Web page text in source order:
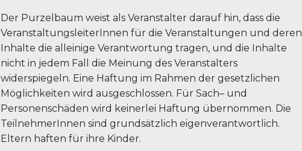
Der Purzelbaum weist als Veranstalter darauf hin, dass die
VeranstaltungsleiterInnen für die Veranstaltungen und deren
Inhalte die alleinige Verantwortung tragen, und die Inhalte
nicht in jedem Fall die Meinung des Veranstalters
widerspiegeln. Eine Haftung im Rahmen der gesetzlichen
Möglichkeiten wird ausgeschlossen. Für Sach– und
Personenschäden wird keinerlei Haftung übernommen. Die
TeilnehmerInnen sind grundsätzlich eigenverantwortlich.
Eltern haften für ihre Kinder.